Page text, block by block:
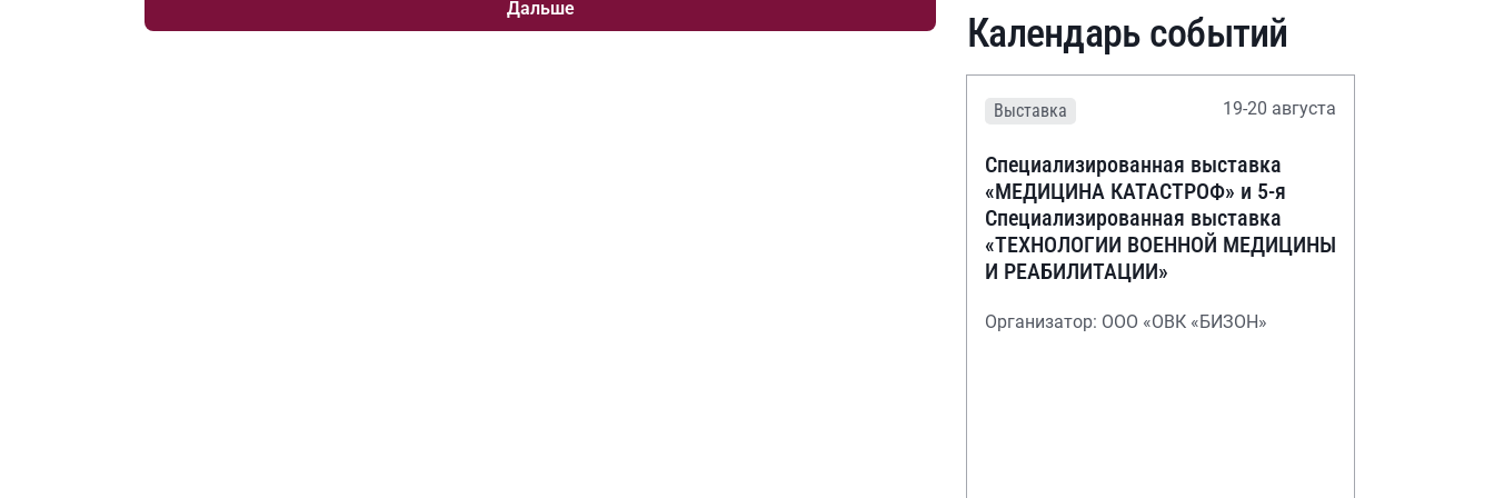
Дальше
Календарь событий
Выставка 19-20 августа
Специализированная выставка
«МЕДИЦИНА КАТАСТРОФ» и 5-я
Специализированная выставка
«ТЕХНОЛОГИИ ВОЕННОЙ МЕДИЦИНЫ
И РЕАБИЛИТАЦИИ»
Организатор: ООО «ОВК «БИЗОН»